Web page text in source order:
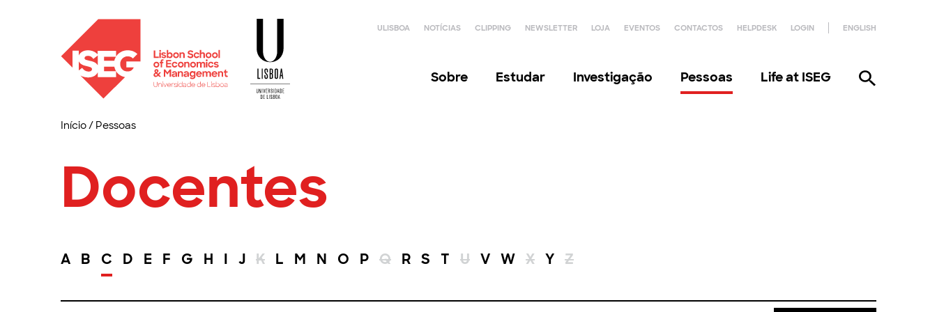
ULISBOA NOTÍCIAS CLIPPING NEWSLETTER LOJA EVENTOS CONTACTOS HELPDESK LOGIN ENGLISH
Sobre Estudar Investigação Pessoas Life at ISEG
Início/ Pessoas
Docentes
A B C D E F G H I J K L M N O P Q R S T U V W X Y Z